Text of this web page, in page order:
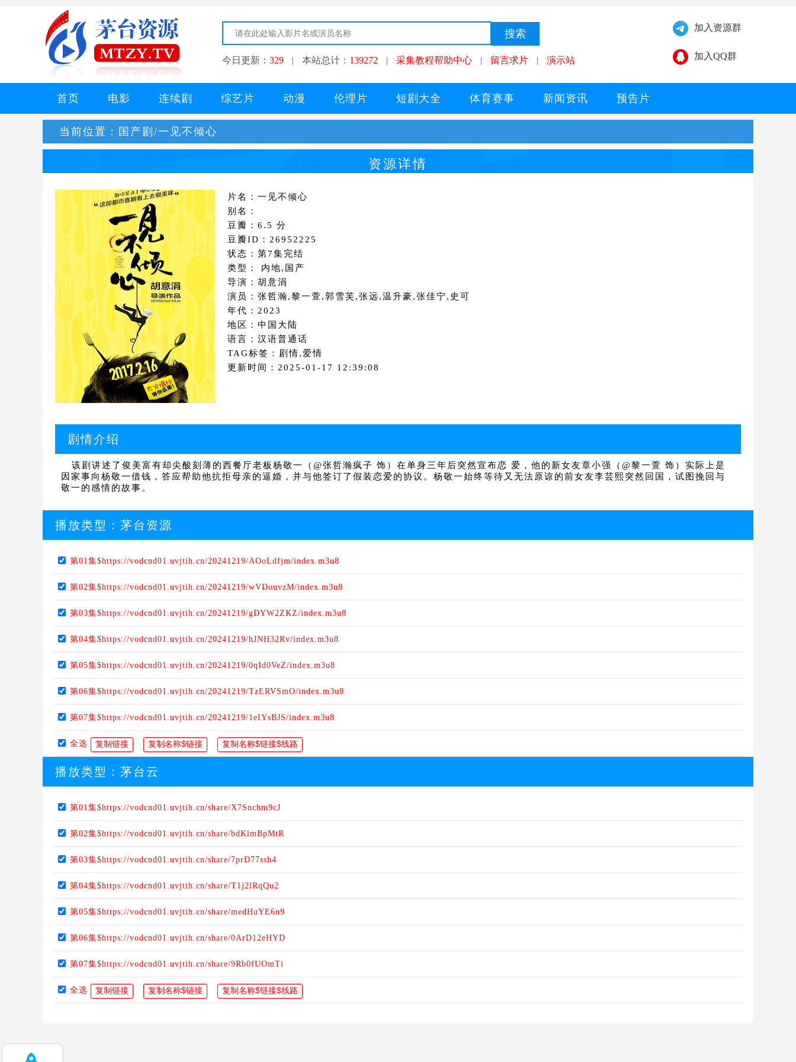
今日更新： 329 | 本站总计： 139272 | 采集教程帮助中心 | 留言求片 | 演示站
加入资源群
加入QQ群
首页 电影 连续剧 综艺片 动漫 伦理片 短剧大全 体育赛事 新闻资讯 预告片
当前位置： 国产剧/一见不倾心
资源详情
片名：一见不倾心
别名：
豆瓣：6.5 分
豆瓣ID：26952225
状态：第7集完结
类型： 内地,国产
导演：胡意涓
演员：张哲瀚,黎一萱,郭雪芙,张远,温升豪,张佳宁,史可
年代：2023
地区：中国大陆
语言：汉语普通话
TAG标签：剧情,爱情
更新时间：2025-01-17 12:39:08
剧情介绍
该剧讲述了俊美富有却尖酸刻薄的西餐厅老板杨敬一（@张哲瀚疯子 饰）在单身三年后突然宣布恋 爱，他的新女友章小强（@黎一萱 饰）实际上是
因家事向杨敬一借钱，答应帮助他抗拒母亲的逼婚，并与他签订了假装恋爱的协议。杨敬一始终等待又无法原谅的前女友李芸熙突然回国，试图挽回与
敬一的感情的故事。
播放类型： 茅台资源
第01集$https://vodcnd01.uvjtih.cn/20241219/AOoLdfjm/index.m3u8
第02集$https://vodcnd01.uvjtih.cn/20241219/wVDouvzM/index.m3u8
第03集$https://vodcnd01.uvjtih.cn/20241219/gDYW2ZKZ/index.m3u8
第04集$https://vodcnd01.uvjtih.cn/20241219/hJNH32Rv/index.m3u8
第05集$https://vodcnd01.uvjtih.cn/20241219/0qId0VeZ/index.m3u8
第06集$https://vodcnd01.uvjtih.cn/20241219/TzERVSmO/index.m3u8
第07集$https://vodcnd01.uvjtih.cn/20241219/1eIYsBJS/index.m3u8
全选
播放类型： 茅台云
第01集$https://vodcnd01.uvjtih.cn/share/X7Snchm9cJ
第02集$https://vodcnd01.uvjtih.cn/share/bdKlmBpMtR
第03集$https://vodcnd01.uvjtih.cn/share/7prD77ssh4
第04集$https://vodcnd01.uvjtih.cn/share/T1j2lRqQu2
第05集$https://vodcnd01.uvjtih.cn/share/medHuYE6n9
第06集$https://vodcnd01.uvjtih.cn/share/0ArD12eHYD
第07集$https://vodcnd01.uvjtih.cn/share/9Rb0fUOmTi
全选